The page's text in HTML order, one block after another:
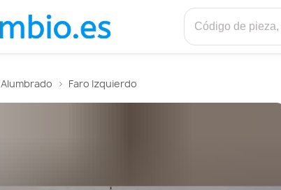
Alumbrado Faro Izquierdo